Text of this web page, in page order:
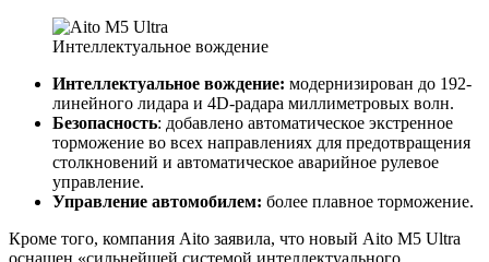
Интеллектуальное вождение
Интеллектуальное вождение: модернизирован до 192-
линейного лидара и 4D-радара миллиметровых волн.
Безопасность: добавлено автоматическое экстренное
торможение во всех направлениях для предотвращения
столкновений и автоматическое аварийное рулевое
управление.
Управление автомобилем: более плавное торможение.
Кроме того, компания Aito заявила, что новый Aito M5 Ultra
оснащен «сильнейшей системой интеллектуального